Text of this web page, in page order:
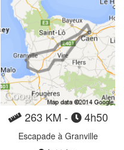
263 KM - 4h50
Escapade à Granville